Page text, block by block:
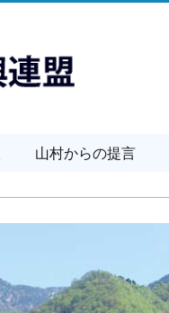
山村からの提言